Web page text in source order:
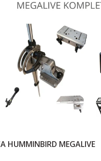
HUMMINBIRD MEGALIVE